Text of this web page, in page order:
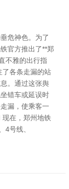
危神色。为了
官方推出了**郑
不雅的出行指
了各条走漏的站
。通过这张舆
错车或延误时
漏，使乘客一
现在，郑州地铁
4号线、